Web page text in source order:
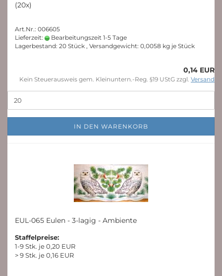
(20x)
Art.Nr.: 006605
Lieferzeit:
Bearbeitungszeit 1-5 Tage
Lagerbestand: 20 Stück , Versandgewicht: 0,0058 kg je Stück
0,14 EUR
Kein Steuerausweis gem. Kleinuntern.-Reg. §19 UStG zzgl. Versand
IN DEN WARENKORB
EUL-065 Eulen - 3-lagig - Ambiente
Staffelpreise:
1-9 Stk. je 0,20 EUR
> 9 Stk. je 0,16 EUR